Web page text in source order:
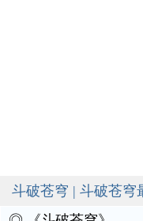
斗破苍穹 | 斗破苍穹